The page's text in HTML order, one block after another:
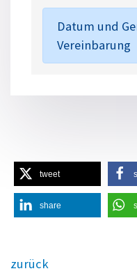
Datum und
Vereinbarung
tweet
share
zurück